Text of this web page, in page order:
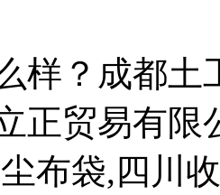
样？成都
正贸易有
布袋,四川